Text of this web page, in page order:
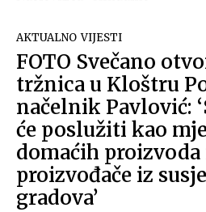
AKTUALNO VIJESTI
FOTO Svečano
tržnica u Kloštru
načelnik Pavlović:
će poslužiti kao
domaćih proizvoda
proizvođače iz
gradova’